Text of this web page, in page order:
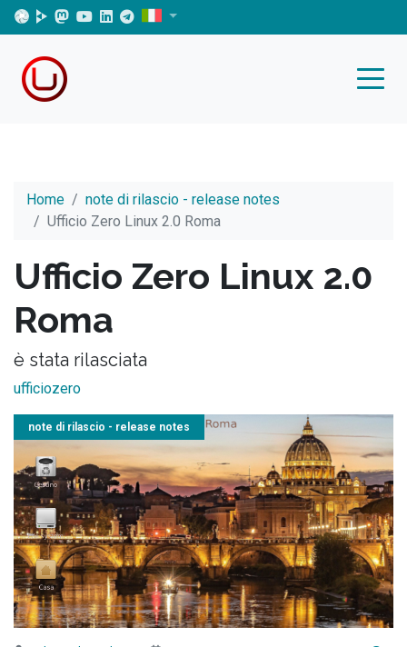
Home
note di rilascio - release notes
Ufficio Zero Linux 2.0 Roma
Ufficio Zero Linux 2.0
Roma
è stata rilasciata
ufficiozero
note di rilascio - release notes